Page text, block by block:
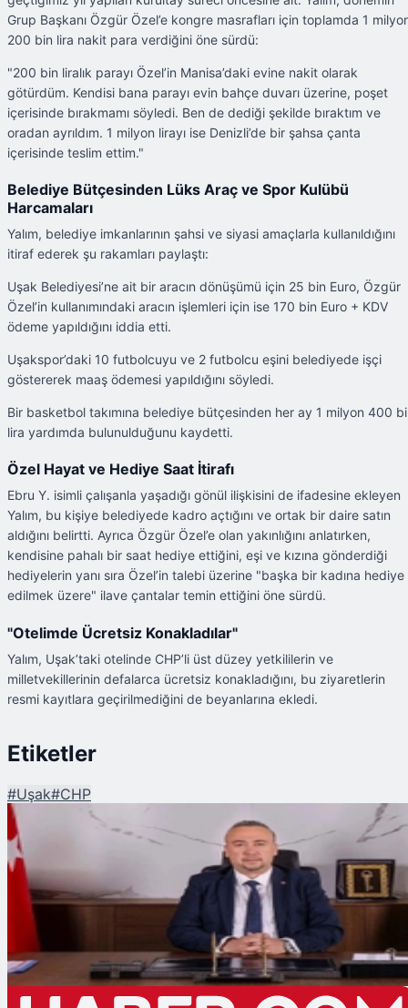
Grup Başkanı Özgür Özel’e kongre masrafları için toplamda 1
200 bin lira nakit para verdiğini öne sürdü:
"200 bin liralık parayı Özel’in Manisa’daki evine nakit olarak
götürdüm. Kendisi bana parayı evin bahçe duvarı üzerine, poşet
içerisinde bırakmamı söyledi. Ben de dediği şekilde bıraktım ve
oradan ayrıldım. 1 milyon lirayı ise Denizli’de bir şahsa çanta
içerisinde teslim ettim."
Belediye Bütçesinden Lüks Araç ve Spor Kulübü
Harcamaları
Yalım, belediye imkanlarının şahsi ve siyasi amaçlarla kullanıldığını
itiraf ederek şu rakamları paylaştı:
Uşak Belediyesi’ne ait bir aracın dönüşümü için 25 bin Euro, Özgür
Özel’in kullanımındaki aracın işlemleri için ise 170 bin Euro + KDV
ödeme yapıldığını iddia etti.
Uşakspor’daki 10 futbolcuyu ve 2 futbolcu eşini belediyede işçi
göstererek maaş ödemesi yapıldığını söyledi.
Bir basketbol takımına belediye bütçesinden her ay 1 milyon 400
lira yardımda bulunulduğunu kaydetti.
Özel Hayat ve Hediye Saat İtirafı
Ebru Y. isimli çalışanla yaşadığı gönül ilişkisini de ifadesine ekleyen
Yalım, bu kişiye belediyede kadro açtığını ve ortak bir daire satın
aldığını belirtti. Ayrıca Özgür Özel’e olan yakınlığını anlatırken,
kendisine pahalı bir saat hediye ettiğini, eşi ve kızına gönderdiği
hediyelerin yanı sıra Özel’in talebi üzerine "başka bir kadına hediye
edilmek üzere" ilave çantalar temin ettiğini öne sürdü.
"Otelimde Ücretsiz Konakladılar"
Yalım, Uşak’taki otelinde CHP’li üst düzey yetkililerin ve
milletvekillerinin defalarca ücretsiz konakladığını, bu ziyaretlerin
resmi kayıtlara geçirilmediğini de beyanlarına ekledi.
Etiketler
#Uşak#CHP
Şu An Okunan
Uşak Belediye Başkanı Özkan Yalım'dan İtiraf Üstüne İtiraf